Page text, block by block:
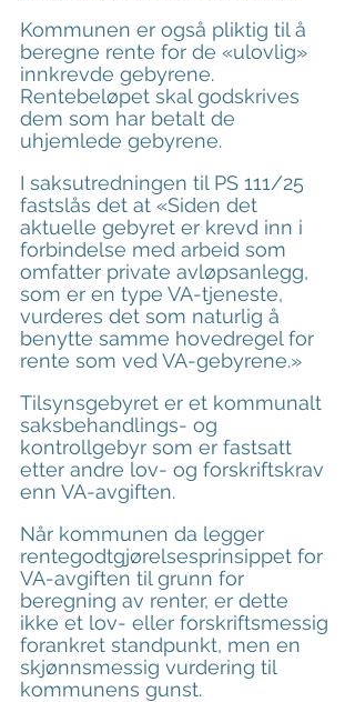
Kommunen er også pliktig til å
beregne rente for de «ulovlig»
innkrevde gebyrene.
Rentebeløpet skal godskrives
dem som har betalt de
uhjemlede gebyrene.
I saksutredningen til PS 111/25
fastslås det at «Siden det
aktuelle gebyret er krevd inn i
forbindelse med arbeid som
omfatter private avløpsanlegg,
som er en type VA-tjeneste,
vurderes det som naturlig å
benytte samme hovedregel for
rente som ved VA-gebyrene.»
Tilsynsgebyret er et kommunalt
saksbehandlings- og
kontrollgebyr som er fastsatt
etter andre lov- og forskriftskrav
enn VA-avgiften.
Når kommunen da legger
rentegodtgjørelsesprinsippet for
VA-avgiften til grunn for
beregning av renter, er dette
ikke et lov- eller forskriftsmessig
forankret standpunkt, men en
skjønnsmessig vurdering til
kommunens gunst.